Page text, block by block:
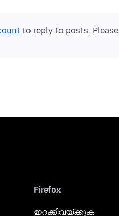
to reply to posts. Please
Firefox
ഇറക്കിവയ്ക്കുക